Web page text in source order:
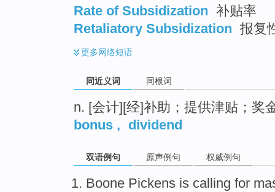
Rate of Subsidization 补贴率
Retaliatory Subsidization 报复
更多网络短语
同近义词 同根词
n. [会计][经]补助；提供津贴；奖
bonus , dividend
双语例句 原声例句 权威例句
Boone Pickens is calling for